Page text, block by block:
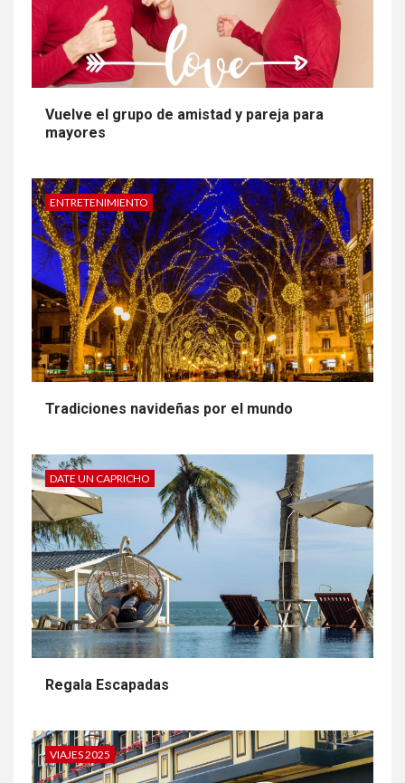
Vuelve el grupo de amistad y pareja para
mayores
ENTRETENIMIENTO
Tradiciones navideñas por el mundo
DATE UN CAPRICHO
Regala Escapadas
VIAJES 2025